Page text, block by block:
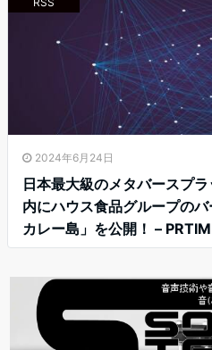
2024年6月24日
日本最大級のメタバースプ
内にハウス食品グループの
カレー島」を公開！ –